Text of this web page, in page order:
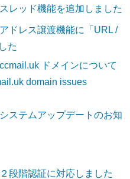
スレッド機能を追加しました
アドレス譲渡機能に「URL /
た
ccmail.uk ドメインについて
domain issues
システムアップデートのお知
２段階認証に対応しました